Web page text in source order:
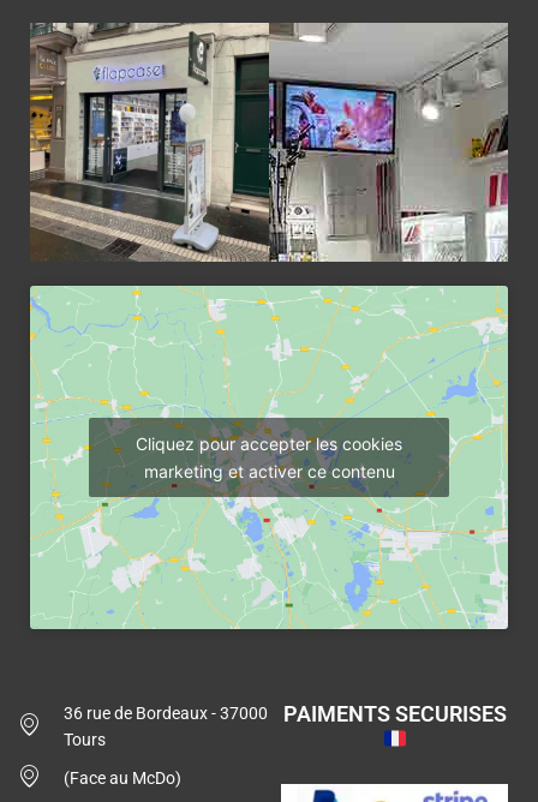
Cliquez pour accepter les cookies
marketing et activer ce contenu
36 rue de Bordeaux - 37000
Tours
(Face au McDo)
PAIMENTS SECURISES